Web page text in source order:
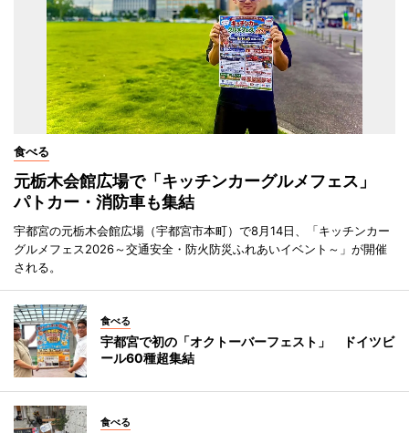
食べる
元栃木会館広場で「キッチンカーグルメフェス」
パトカー・消防車も集結
宇都宮の元栃木会館広場（宇都宮市本町）で8月14日、「キッチンカー
グルメフェス2026～交通安全・防火防災ふれあいイベント～」が開催
される。
食べる
宇都宮で初の「オクトーバーフェスト」 ドイツビ
ール60種超集結
食べる